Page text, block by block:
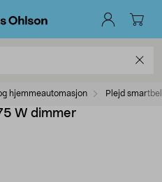
hjemmeautomasjon Plejd
W dimmer